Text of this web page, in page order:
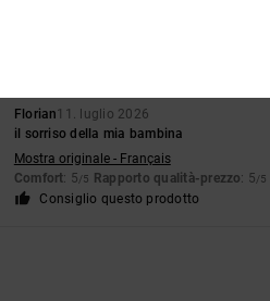
Florian11. luglio 2026
il sorriso della mia bambina
Mostra originale - Français
Comfort: 5/5 Rapporto qualità-prezzo: 5/5
Consiglio questo prodotto